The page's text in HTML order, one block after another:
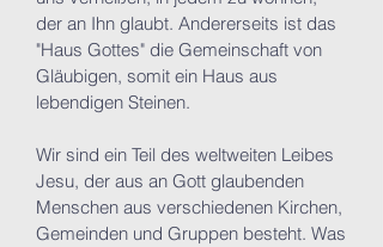
der an Ihn glaubt. Andererseits ist das
"Haus Gottes" die Gemeinschaft von
Gläubigen, somit ein Haus aus
lebendigen Steinen.
Wir sind ein Teil des weltweiten Leibes
Jesu, der aus an Gott glaubenden
Menschen aus verschiedenen Kirchen,
Gemeinden und Gruppen besteht. Was